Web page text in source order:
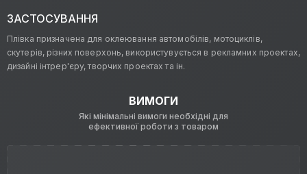
ЗАСТОСУВАННЯ
Плівка призначена для оклеювання автомобілів, мотоциклів,
скутерів, різних поверхонь, використувується в рекламних проектах,
дизайні інтрер'єру, творчих проектах та ін.
ВИМОГИ
Які мінімальні вимоги необхідні для
ефективної роботи з товаром